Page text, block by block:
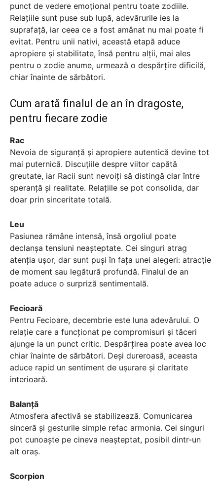
punct de vedere emoțional pentru toate zodiile.
Relațiile sunt puse sub lupă, adevărurile ies la
suprafață, iar ceea ce a fost amânat nu mai poate fi
evitat. Pentru unii nativi, această etapă aduce
apropiere și stabilitate, însă pentru alții, mai ales
pentru o zodie anume, urmează o despărțire dificilă,
chiar înainte de sărbători.
Cum arată finalul de an în dragoste,
pentru fiecare zodie
Rac
Nevoia de siguranță și apropiere autentică devine tot
mai puternică. Discuțiile despre viitor capătă
greutate, iar Racii sunt nevoiți să distingă clar între
speranță și realitate. Relațiile se pot consolida, dar
doar prin sinceritate totală.
Leu
Pasiunea rămâne intensă, însă orgoliul poate
declanșa tensiuni neașteptate. Cei singuri atrag
atenția ușor, dar sunt puși în fața unei alegeri: atracție
de moment sau legătură profundă. Finalul de an
poate aduce o surpriză sentimentală.
Fecioară
Pentru Fecioare, decembrie este luna adevărului. O
relație care a funcționat pe compromisuri și tăceri
ajunge la un punct critic. Despărțirea poate avea loc
chiar înainte de sărbători. Deși dureroasă, aceasta
aduce rapid un sentiment de ușurare și claritate
interioară.
Balanță
Atmosfera afectivă se stabilizează. Comunicarea
sinceră și gesturile simple refac armonia. Cei singuri
pot cunoaște pe cineva neașteptat, posibil dintr-un
alt oraș.
Scorpion